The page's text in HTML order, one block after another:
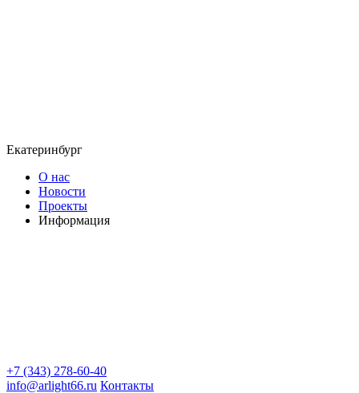
Екатеринбург
О нас
Новости
Проекты
Информация
+7 (343) 278-60-40
info@arlight66.ru Контакты